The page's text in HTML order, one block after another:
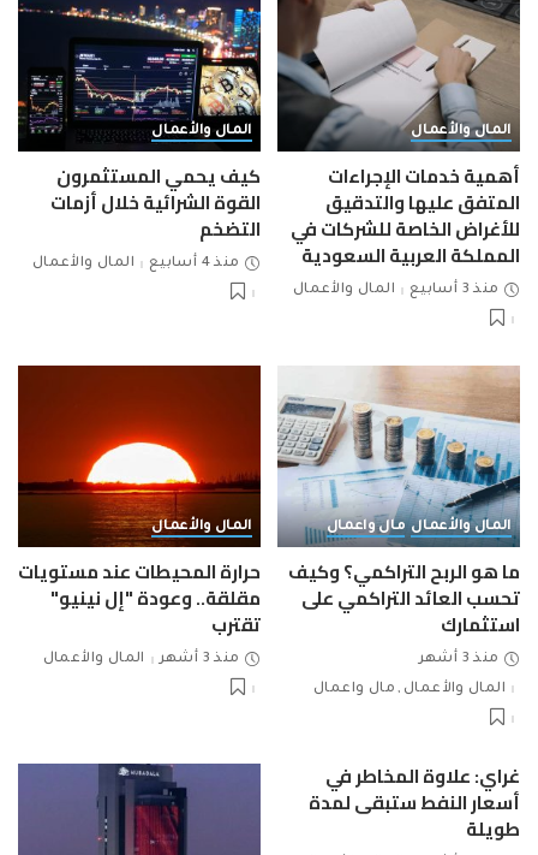
المال والأعمال
أهمية خدمات الإجراءات
المتفق عليها والتدقيق
للأغراض الخاصة للشركات في
المملكة العربية السعودية
منذ 3 أسابيع المال والأعمال
المال والأعمال
كيف يحمي المستثمرون
القوة الشرائية خلال أزمات
التضخم
منذ 4 أسابيع المال والأعمال
المال والأعمال مال واعمال
ما هو الربح التراكمي؟ وكيف
تحسب العائد التراكمي على
استثمارك
منذ 3 أشهر
المال والأعمال
مال واعمال
المال والأعمال
حرارة المحيطات عند مستويات
مقلقة.. وعودة "إل نينيو"
تقترب
منذ 3 أشهر المال والأعمال
غراي: علاوة المخاطر في
أسعار النفط ستبقى لمدة
طويلة